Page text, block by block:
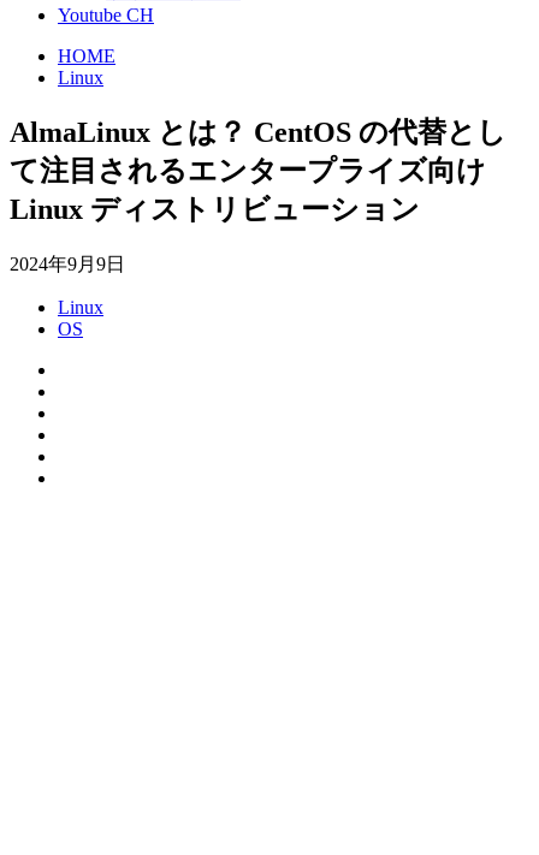
Youtube CH
HOME
Linux
AlmaLinux とは？ CentOS の代替とし
て注目されるエンタープライズ向け
Linux ディストリビューション
2024年9月9日
Linux
OS